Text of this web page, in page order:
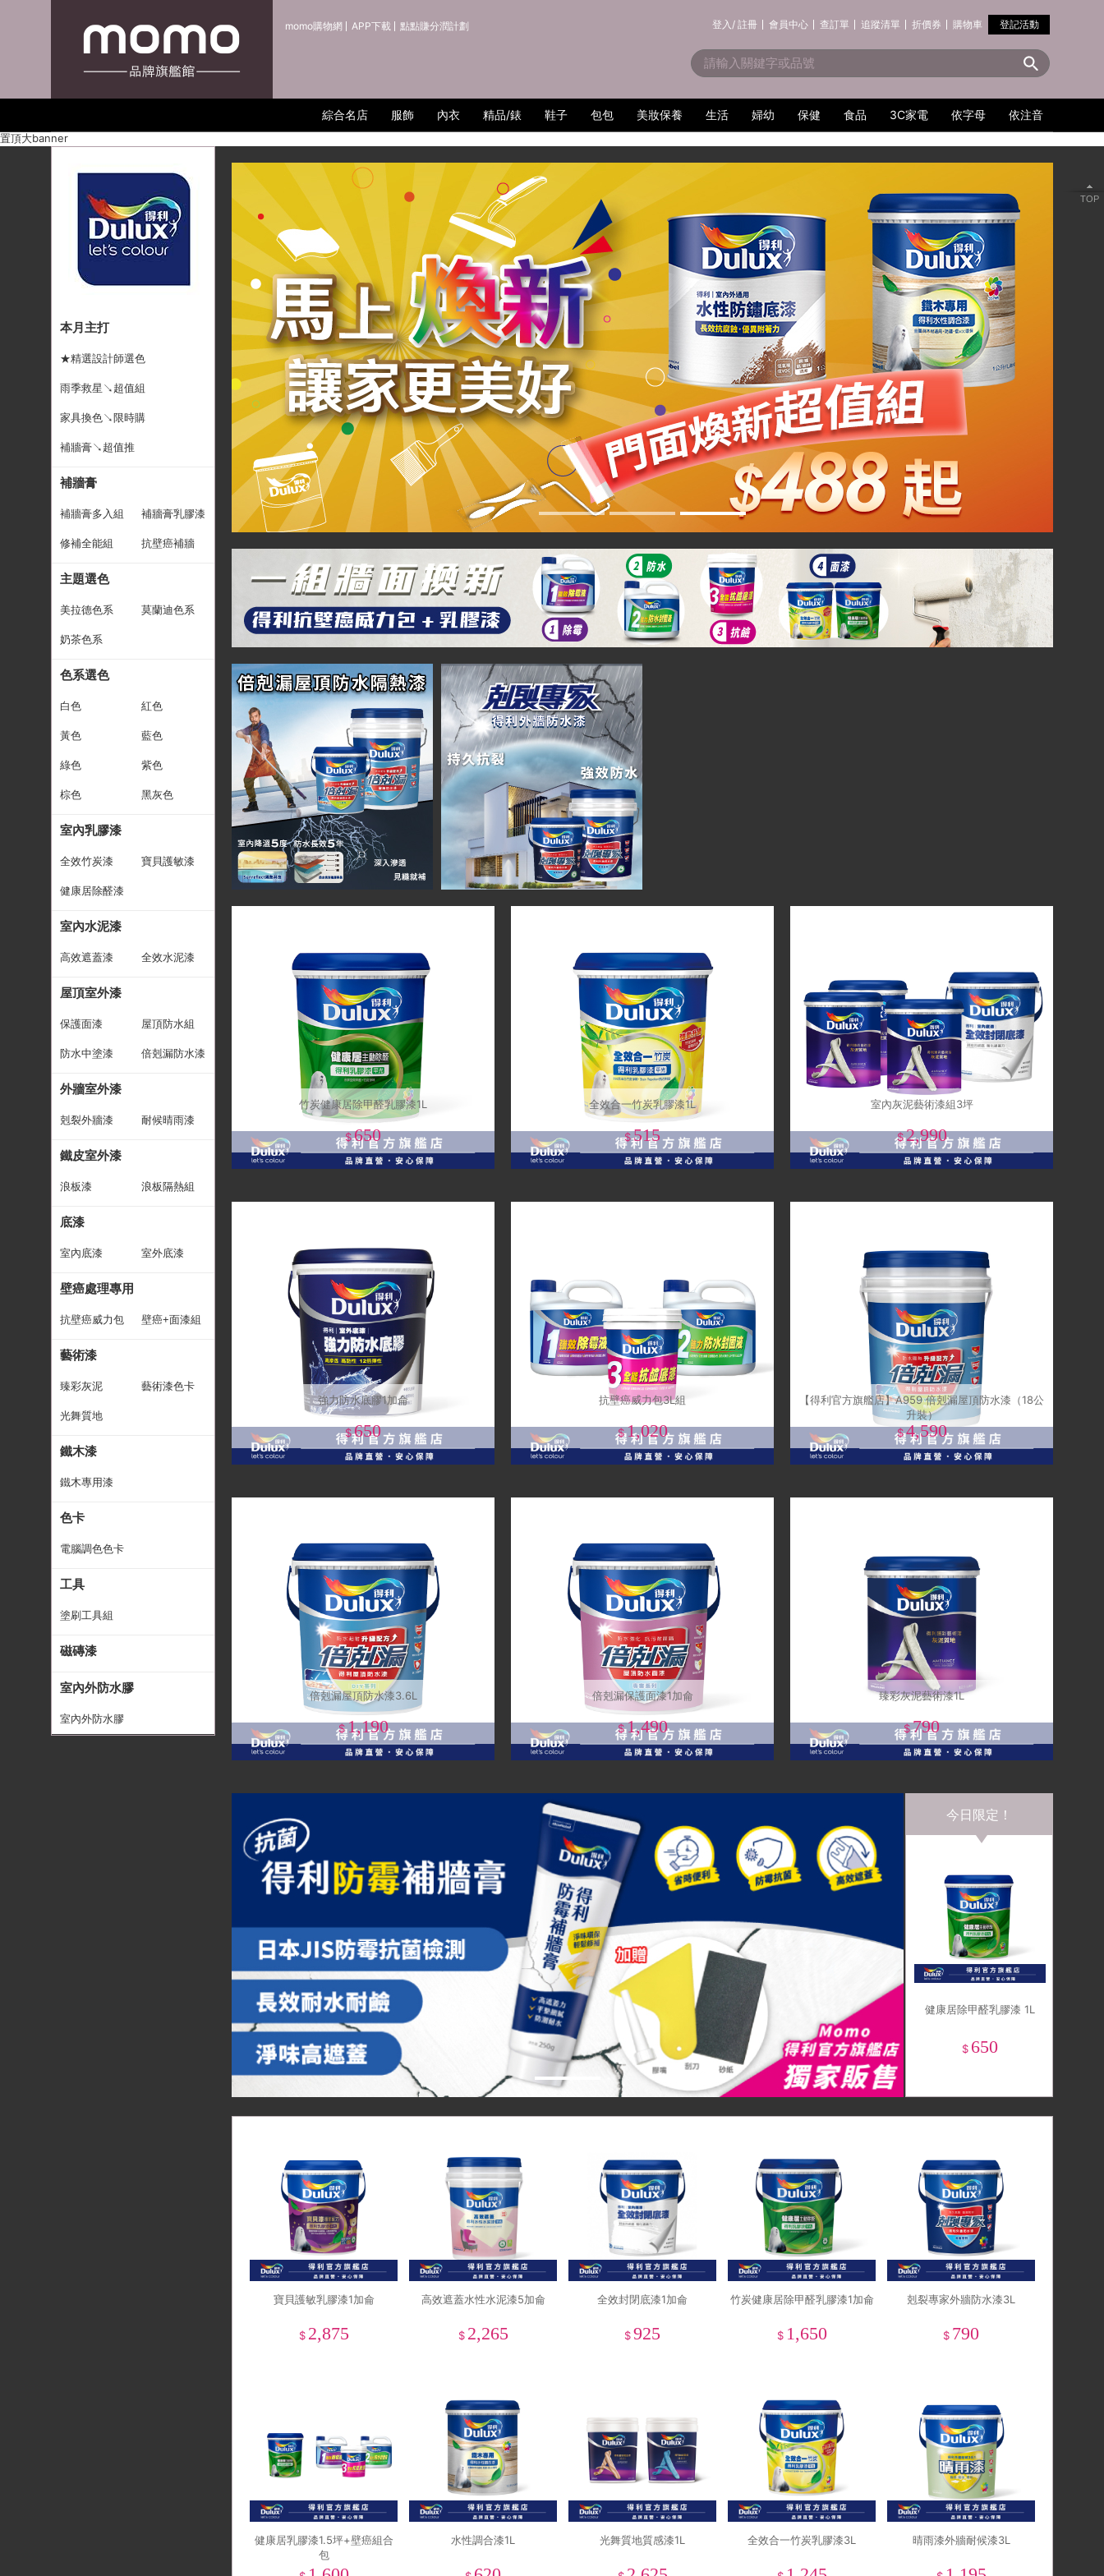
momo購物網 APP下載 點點賺分潤計劃 登記活動
登入/ 註冊 會員中心 查訂單 追蹤清單 折價券 購物車
綜合名店 服飾 內衣 精品/錶 鞋子 包包 美妝保養 生活 婦幼 保健 食品 3C家電 依字母 依注音
置頂大banner
竹炭健康居除甲醛乳膠漆1L
$650
全效合一竹炭乳膠漆1L
$515
室內灰泥藝術漆組3坪
$2,990
強力防水底膠1加侖
$650
抗壁癌威力包3L組
$1,020
【得利官方旗艦店】A959 倍剋漏屋頂防水漆（18公
升裝）
$4,590
倍剋漏屋頂防水漆3.6L
$1,190
倍剋漏保護面漆1加侖
$1,490
臻彩灰泥藝術漆1L
$790
今日限定！
健康居除甲醛乳膠漆 1L
$ 650
寶貝護敏乳膠漆1加侖
$ 2,875
高效遮蓋水性水泥漆5加侖
$ 2,265
全效封閉底漆1加侖
$925
竹炭健康居除甲醛乳膠漆1加侖
$ 1,650
剋裂專家外牆防水漆3L
$ 790
健康居乳膠漆1.5坪+壁癌組合
包
水性調合漆1L 光舞質地質感漆1L 全效合一竹炭乳膠漆3L 晴雨漆外牆耐候漆3L
本月主打
★精選設計師選色
雨季救星↘超值組
家具換色↘限時購
補牆膏↘超值推
補牆膏
補牆膏多入組 補牆膏乳膠漆
修補全能組 抗壁癌補牆
主題選色
美拉德色系 莫蘭迪色系
奶茶色系
色系選色
白色 紅色
黃色 藍色
綠色 紫色
棕色 黑灰色
室內乳膠漆
全效竹炭漆 寶貝護敏漆
健康居除醛漆
室內水泥漆
高效遮蓋漆 全效水泥漆
屋頂室外漆
保護面漆 屋頂防水組
防水中塗漆 倍剋漏防水漆
外牆室外漆
剋裂外牆漆 耐候晴雨漆
鐵皮室外漆
浪板漆 浪板隔熱組
底漆
室內底漆 室外底漆
壁癌處理專用
抗壁癌威力包 壁癌+面漆組
藝術漆
臻彩灰泥 藝術漆色卡
光舞質地
鐵木漆
鐵木專用漆
色卡
電腦調色色卡
工具
塗刷工具組
磁磚漆
室內外防水膠
室內外防水膠
TOP